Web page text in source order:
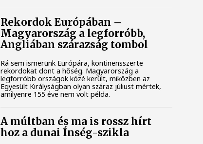
Rekordok Európában –
Magyarország a legforróbb,
Angliában szárazság tombol
Rá sem ismerünk Európára, kontinensszerte
rekordokat dönt a hőség. Magyarország a
legforróbb országok közé került, miközben az
Egyesült Királyságban olyan száraz júliust mértek,
amilyenre 155 éve nem volt példa.
A múltban és ma is rossz hírt
hoz a dunai Ínség-szikla